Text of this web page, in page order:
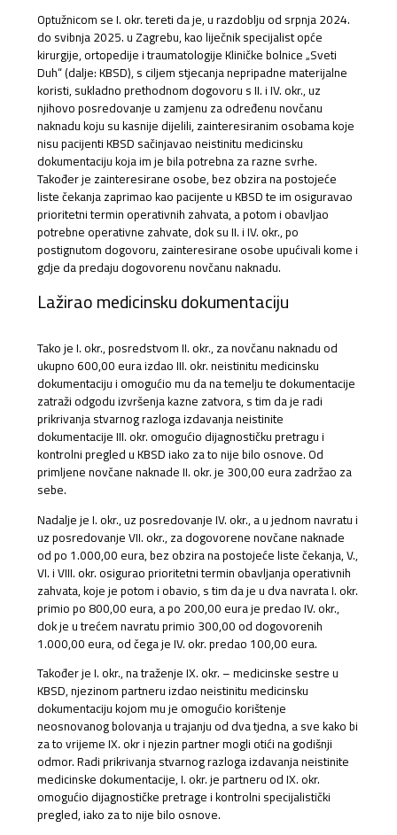
Optužnicom se I. okr. tereti da je, u razdoblju od srpnja 2024.
do svibnja 2025. u Zagrebu, kao liječnik specijalist opće
kirurgije, ortopedije i traumatologije Kliničke bolnice „Sveti
Duh“ (dalje: KBSD), s ciljem stjecanja nepripadne materijalne
koristi, sukladno prethodnom dogovoru s II. i IV. okr., uz
njihovo posredovanje u zamjenu za određenu novčanu
naknadu koju su kasnije dijelili, zainteresiranim osobama koje
nisu pacijenti KBSD sačinjavao neistinitu medicinsku
dokumentaciju koja im je bila potrebna za razne svrhe.
Također je zainteresirane osobe, bez obzira na postojeće
liste čekanja zaprimao kao pacijente u KBSD te im osiguravao
prioritetni termin operativnih zahvata, a potom i obavljao
potrebne operativne zahvate, dok su II. i IV. okr., po
postignutom dogovoru, zainteresirane osobe upućivali kome i
gdje da predaju dogovorenu novčanu naknadu.
Lažirao medicinsku dokumentaciju
Tako je I. okr., posredstvom II. okr., za novčanu naknadu od
ukupno 600,00 eura izdao III. okr. neistinitu medicinsku
dokumentaciju i omogućio mu da na temelju te dokumentacije
zatraži odgodu izvršenja kazne zatvora, s tim da je radi
prikrivanja stvarnog razloga izdavanja neistinite
dokumentacije III. okr. omogućio dijagnostičku pretragu i
kontrolni pregled u KBSD iako za to nije bilo osnove. Od
primljene novčane naknade II. okr. je 300,00 eura zadržao za
sebe.
Nadalje je I. okr., uz posredovanje IV. okr., a u jednom navratu i
uz posredovanje VII. okr., za dogovorene novčane naknade
od po 1.000,00 eura, bez obzira na postojeće liste čekanja, V.,
VI. i VIII. okr. osigurao prioritetni termin obavljanja operativnih
zahvata, koje je potom i obavio, s tim da je u dva navrata I. okr.
primio po 800,00 eura, a po 200,00 eura je predao IV. okr.,
dok je u trećem navratu primio 300,00 od dogovorenih
1.000,00 eura, od čega je IV. okr. predao 100,00 eura.
Također je I. okr., na traženje IX. okr. – medicinske sestre u
KBSD, njezinom partneru izdao neistinitu medicinsku
dokumentaciju kojom mu je omogućio korištenje
neosnovanog bolovanja u trajanju od dva tjedna, a sve kako bi
za to vrijeme IX. okr i njezin partner mogli otići na godišnji
odmor. Radi prikrivanja stvarnog razloga izdavanja neistinite
medicinske dokumentacije, I. okr. je partneru od IX. okr.
omogućio dijagnostičke pretrage i kontrolni specijalistički
pregled, iako za to nije bilo osnove.